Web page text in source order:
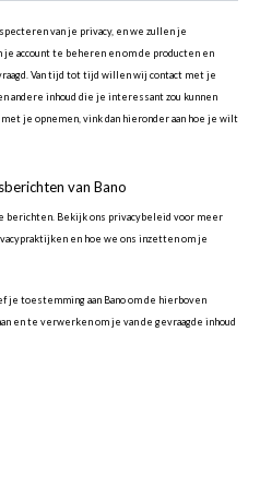
van je privacy, en we zullen je
account te beheren en om de producten en
Van tijd tot tijd willen wij contact met je
andere inhoud die je interessant zou kunnen
je opnemen, vink dan hieronder aan hoe je wilt
van Bano
berichten. Bekijk ons privacybeleid voor meer
en hoe we ons inzetten om je
toestemming aan Bano om de hierboven
en te verwerken om je van de gevraagde inhoud